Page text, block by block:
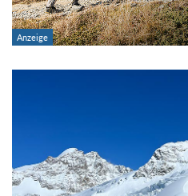
Art der Tour:
von